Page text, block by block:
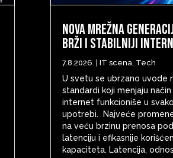
Nova mrežna
brži i stabilniji
7.8.2026. IT scena, Tech
U svetu se ubrzano uvode
standardi koji menjaju način
internet funkcioniše u
upotrebi. Najveće
na veću brzinu prenosa
latenciju i efikasnije
kapaciteta. Latencija,